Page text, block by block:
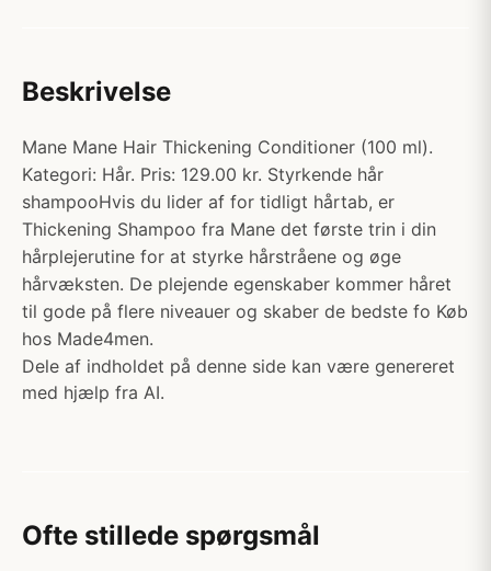
Beskrivelse
Mane Mane Hair Thickening Conditioner (100 ml).
Kategori: Hår. Pris: 129.00 kr. Styrkende hår
shampooHvis du lider af for tidligt hårtab, er
Thickening Shampoo fra Mane det første trin i din
hårplejerutine for at styrke hårstråene og øge
hårvæksten. De plejende egenskaber kommer håret
til gode på flere niveauer og skaber de bedste fo Køb
hos Made4men.
Dele af indholdet på denne side kan være genereret
med hjælp fra AI.
Ofte stillede spørgsmål